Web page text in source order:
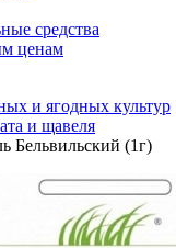
средства
ценам
и ягодных культур
и щавеля
Бельвильский (1г)